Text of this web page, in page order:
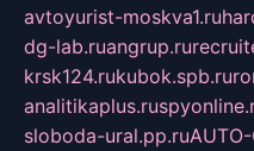
avtoyurist-moskva1.ru
dg-lab.ruangrup.ru
krsk124.rukubok.spb.ru
analitikaplus.ru
sloboda-ural.pp.ru